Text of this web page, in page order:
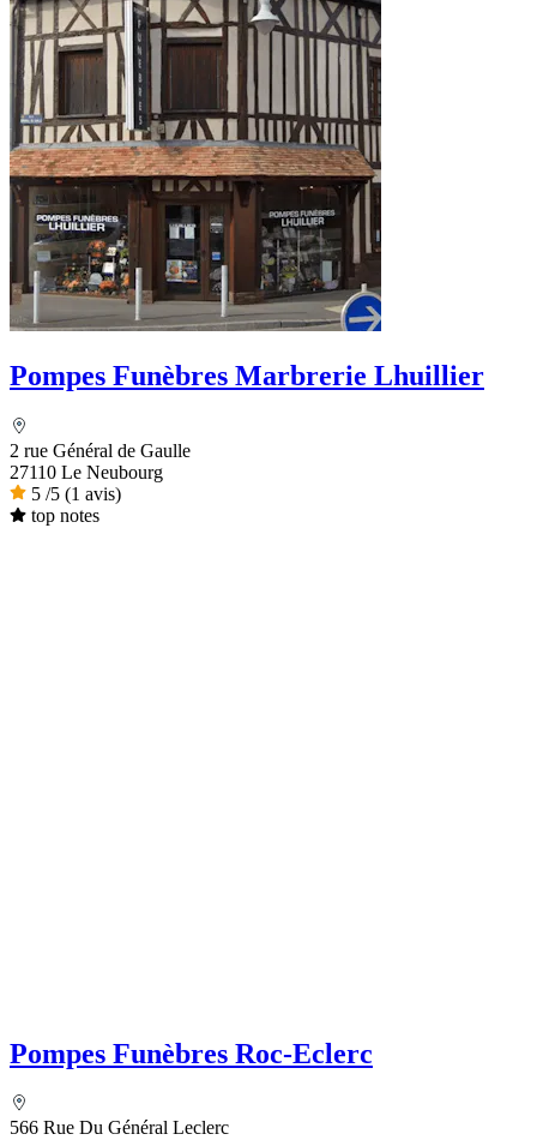
Pompes Funèbres Marbrerie Lhuillier
2 rue Général de Gaulle
27110 Le Neubourg
5 /5 (1 avis)
top notes
Pompes Funèbres Roc-Eclerc
566 Rue Du Général Leclerc